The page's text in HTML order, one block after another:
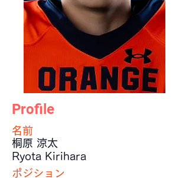
Profile
​名前
桐原 涼太
Ryota Kirihara
ポジション